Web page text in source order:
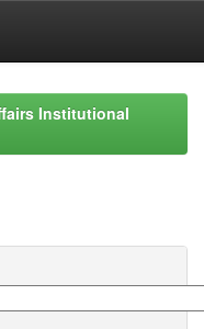
Institutional